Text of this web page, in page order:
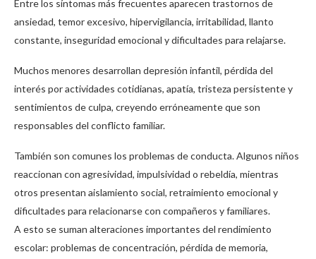
Entre los síntomas más frecuentes aparecen trastornos de
ansiedad, temor excesivo, hipervigilancia, irritabilidad, llanto
constante, inseguridad emocional y dificultades para relajarse.
Muchos menores desarrollan depresión infantil, pérdida del
interés por actividades cotidianas, apatía, tristeza persistente y
sentimientos de culpa, creyendo erróneamente que son
responsables del conflicto familiar.
También son comunes los problemas de conducta. Algunos niños
reaccionan con agresividad, impulsividad o rebeldía, mientras
otros presentan aislamiento social, retraimiento emocional y
dificultades para relacionarse con compañeros y familiares.
A esto se suman alteraciones importantes del rendimiento
escolar: problemas de concentración, pérdida de memoria,